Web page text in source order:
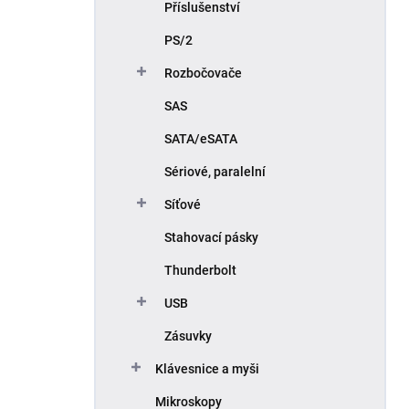
Příslušenství
PS/2
Rozbočovače
SAS
SATA/eSATA
Sériové, paralelní
Síťové
Stahovací pásky
Thunderbolt
USB
Zásuvky
Klávesnice a myši
Mikroskopy